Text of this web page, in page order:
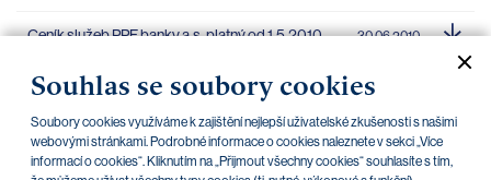
Souhlas se soubory cookies
Soubory cookies využíváme k zajištění nejlepší uživatelské zkušenosti s našimi
webovými stránkami. Podrobné informace o cookies naleznete v sekci „Více
informací o cookies“. Kliknutím na „Přijmout všechny cookies“ souhlasíte s tím,
Ceník služeb PPF banky a.s. platný od 1.5.2010,
ceník se vztahuje na stávající klienty PPF banky
a.s., kterým byla první bankovní služba
poskytnuta před 1.7.2010.)
30.06.2010